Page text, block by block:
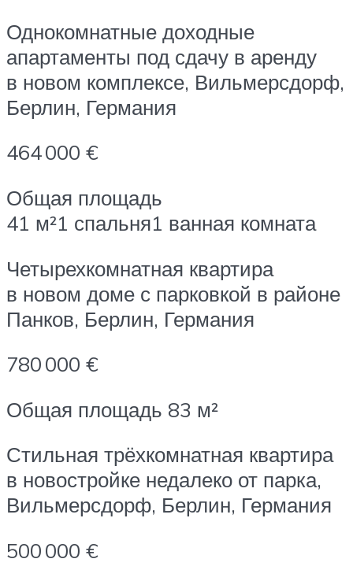
Однокомнатные доходные
апартаменты под сдачу в аренду
в новом комплексе, Вильмерсдорф,
Берлин, Германия
464 000 €
Общая площадь
41 м²1 спальня1 ванная комната
Четырехкомнатная квартира
в новом доме с парковкой в районе
Панков, Берлин, Германия
780 000 €
Общая площадь 83 м²
Стильная трёхкомнатная квартира
в новостройке недалеко от парка,
Вильмерсдорф, Берлин, Германия
500 000 €